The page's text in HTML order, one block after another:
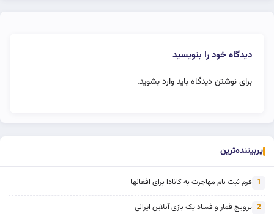
دیدگاه خود را بنویسید
برای نوشتن دیدگاه بایدوارد بشوید.
پربیننده‌ترین
1 فرم ثبت نام مهاجرت به کانادا برای افغانها
2 ترویج قمار و فساد یک بازی آنلاین ایرانی